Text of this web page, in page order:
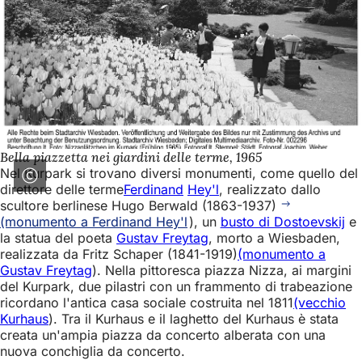
Bella piazzetta nei giardini delle terme, 1965
Nel Kurpark si trovano diversi monumenti, come quello del
direttore delle termeFerdinand Hey'l, realizzato dallo
scultore berlinese Hugo Berwald (1863-1937)
(monumento a Ferdinand Hey'l ), un busto di Dostoevskij e
la statua del poeta Gustav Freytag, morto a Wiesbaden,
realizzata da Fritz Schaper (1841-1919)(monumento a
Gustav Freytag). Nella pittoresca piazza Nizza, ai margini
del Kurpark, due pilastri con un frammento di trabeazione
ricordano l'antica casa sociale costruita nel 1811(vecchio
Kurhaus). Tra il Kurhaus e il laghetto del Kurhaus è stata
creata un'ampia piazza da concerto alberata con una
nuova conchiglia da concerto.